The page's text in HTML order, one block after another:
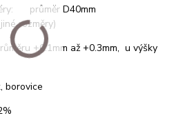
průměr D40mm
rozměry)
+0.1mm až +0.3mm, u výšky